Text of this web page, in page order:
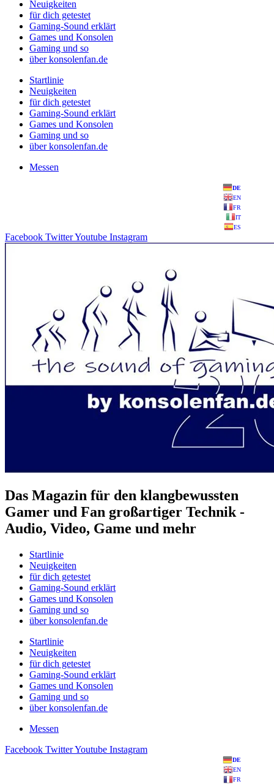
Neuigkeiten
für dich getestet
Gaming-Sound erklärt
Games und Konsolen
Gaming und so
über konsolenfan.de
Startlinie
Neuigkeiten
für dich getestet
Gaming-Sound erklärt
Games und Konsolen
Gaming und so
über konsolenfan.de
Messen
DE
EN
FR
IT
ES
Facebook TwitterYoutube Instagram
Das Magazin für den klangbewussten
Gamer und Fan großartiger Technik -
Audio, Video, Game und mehr
Startlinie
Neuigkeiten
für dich getestet
Gaming-Sound erklärt
Games und Konsolen
Gaming und so
über konsolenfan.de
Startlinie
Neuigkeiten
für dich getestet
Gaming-Sound erklärt
Games und Konsolen
Gaming und so
über konsolenfan.de
Messen
Facebook TwitterYoutube Instagram
DE
EN
FR